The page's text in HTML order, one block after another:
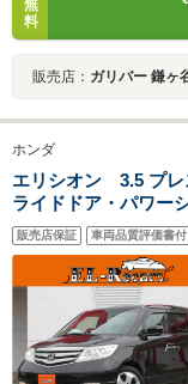
無
料
販売店： ガリバー 鎌ヶ
ホンダ
エリシオン 3.5 プ
ライドドア・パワー
ントロール・スマー
ッドライト・オート
販売店保証 車両品質評価書付